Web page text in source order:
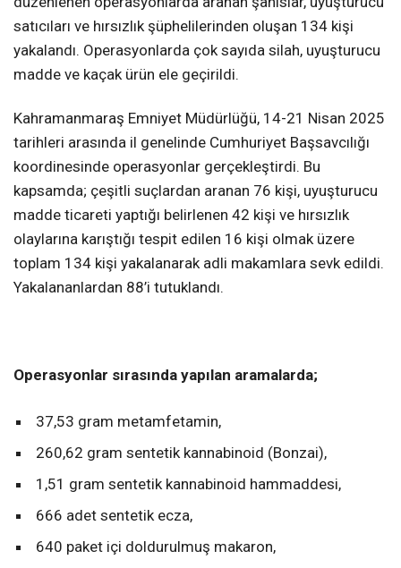
satıcıları ve hırsızlık şüphelilerinden oluşan 134 kişi
yakalandı. Operasyonlarda çok sayıda silah, uyuşturucu
madde ve kaçak ürün ele geçirildi.
Kahramanmaraş Emniyet Müdürlüğü, 14-21 Nisan 2025
tarihleri arasında il genelinde Cumhuriyet Başsavcılığı
koordinesinde operasyonlar gerçekleştirdi. Bu
kapsamda; çeşitli suçlardan aranan 76 kişi, uyuşturucu
madde ticareti yaptığı belirlenen 42 kişi ve hırsızlık
olaylarına karıştığı tespit edilen 16 kişi olmak üzere
toplam 134 kişi yakalanarak adli makamlara sevk edildi.
Yakalananlardan 88’i tutuklandı.
Operasyonlar sırasında yapılan aramalarda;
37,53 gram metamfetamin,
260,62 gram sentetik kannabinoid (Bonzai),
1,51 gram sentetik kannabinoid hammaddesi,
666 adet sentetik ecza,
640 paket içi doldurulmuş makaron,